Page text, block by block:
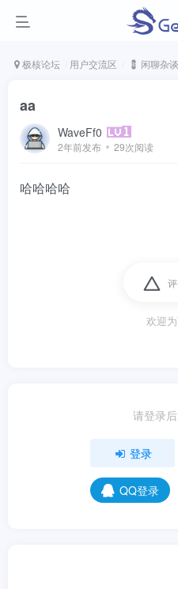
极核论坛 用户交流区 💈 闲聊杂
aa
WaveFf0
2年前发布 29次阅读
哈哈哈哈
欢迎
请登录
登录
QQ登录